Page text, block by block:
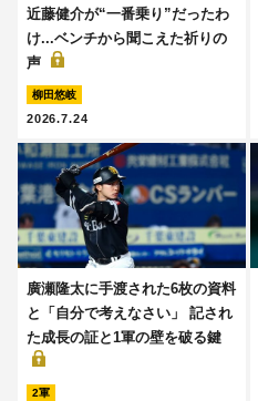
近藤健介が“一番乗り”だったわ
け...ベンチから聞こえた祈りの
声
柳田悠岐
2026.7.24
廣瀬隆太に手渡された6枚の資料
と「自分で考えなさい」 記され
た成長の証と1軍の壁を破る鍵
2軍